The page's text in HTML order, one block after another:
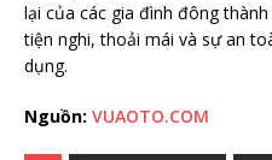
lại của các gia đình đông
tiện nghi, thoải mái và sự an
dụng.
Nguồn: VUAOTO.COM